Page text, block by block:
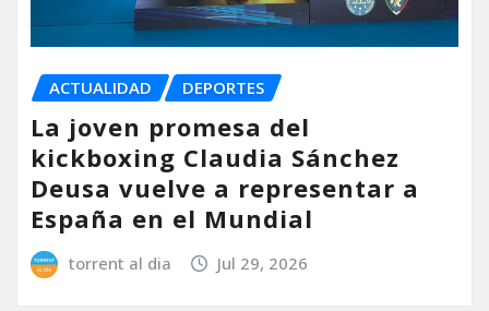
ACTUALIDAD DEPORTES
La joven promesa del
kickboxing Claudia Sánchez
Deusa vuelve a representar a
España en el Mundial
torrent al dia Jul 29, 2026